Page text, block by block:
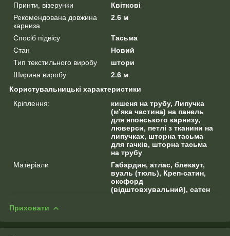
Принти, візерунки
Квіткові
Рекомендована довжина
карниза
2.6 м
Спосіб підвісу
Тасьма
Стан
Новий
Тип текстильного виробу
штори
Ширина виробу
2.6 м
Користувальницькі характеристики
Кріплення:
кишеня на трубу, Липучка
(м’яка частина) на панель
для японського карнизу,
люверси, петлі з тканини на
липучках, шторна тасьма
для гачків, шторна тасьма
на трубу
Матеріали
Габардин, атлас, блекаут,
вуаль (тюль), Креп-сатин,
оксфорд
(відштовхувальний), сатен
Приховати